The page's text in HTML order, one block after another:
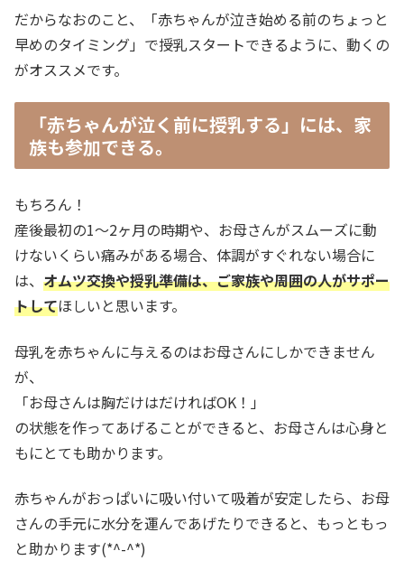
だからなおのこと、「赤ちゃんが泣き始める前のちょっと
早めのタイミング」で授乳スタートできるように、動くの
がオススメです。
「赤ちゃんが泣く前に授乳する」には、家
族も参加できる。
もちろん！
産後最初の1～2ヶ月の時期や、お母さんがスムーズに動
けないくらい痛みがある場合、体調がすぐれない場合に
は、 オムツ交換や授乳準備は、ご家族や周囲の人がサポー
トしてほしいと思います。
母乳を赤ちゃんに与えるのはお母さんにしかできません
が、
「お母さんは胸だけはだければOK！」
の状態を作ってあげることができると、お母さんは心身と
もにとても助かります。
赤ちゃんがおっぱいに吸い付いて吸着が安定したら、お母
さんの手元に水分を運んであげたりできると、もっともっ
と助かります(*^-^*)